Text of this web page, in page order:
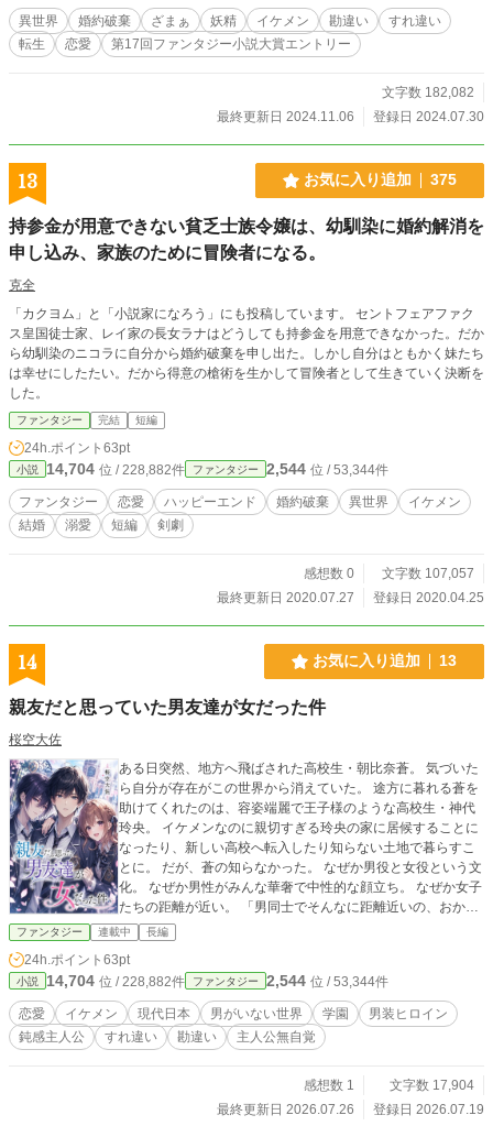
には物凄く好かれていたようだ。
異世界 婚約破棄 ざまぁ 妖精 イケメン 勘違い
すれ違い
転生
恋愛 第17回ファンタジー小説大賞エントリー
文字数 182,082
最終更新日 2024.11.06
登録日 2024.07.30
13 お気に入り追加 375
持参金が用意できない貧乏士族令嬢は、幼馴染に婚約解消を
申し込み、家族のために冒険者になる。
克全
「カクヨム」と「小説家になろう」にも投稿しています。 セントフェアファク
ス皇国徒士家、レイ家の長女ラナはどうしても持参金を用意できなかった。だか
ら幼馴染のニコラに自分から婚約破棄を申し出た。しかし自分はともかく妹たち
は幸せにしたたい。だから得意の槍術を生かして冒険者として生きていく決断を
した。
ファンタジー 完結 短編
24h.ポイント 63pt
小説 14,704 位 / 228,882件 ファンタジー 2,544 位 / 53,344件
ファンタジー 恋愛 ハッピーエンド 婚約破棄 異世界
イケメン
結婚
溺愛 短編 剣劇
感想数 0
文字数 107,057
最終更新日 2020.07.27
登録日 2020.04.25
14 お気に入り追加 13
親友だと思っていた男友達が女だった件
桜空大佐
ある日突然、地方へ飛ばされた高校生・朝比奈蒼。 気づいた
ら自分が存在がこの世界から消えていた。 途方に暮れる蒼を
助けてくれたのは、容姿端麗で王子様のような高校生・神代
玲央。 イケメンなのに親切すぎる玲央の家に居候することに
なったり、新しい高校へ転入したり知らない土地で暮らすこ
とに。 だが、蒼の知らなかった。 なぜか男役と女役という文
化。 なぜか男性がみんな華奢で中性的な顔立ち。 なぜか女子
たちの距離が近い。 「男同士でそんなに距離近いの、おかし
くないか？」 「そうかな？ 普通だけど？」 蒼だけがこの世
界の常識を勘違いしたまま、周囲との認識は少しずつズレて
いく。 そして蒼はまだ知らない。 この世界には、本当の意味
での「男性」は自分しかいないことを――。 クールで完璧だ
と思われている玲央は、なぜか蒼の前では距離感がおかし
い。 甘えん坊な妹・愛李や個性的なクラスメイトたちとの毎
日。 主人公だけが真実に気づいていないけど、何かがおかし
メディです。 ※ 表紙絵は生成AI(ChatGPT)で作成しました。
ファンタジー 連載中 長編
24h.ポイント 63pt
小説 14,704 位 / 228,882件 ファンタジー 2,544 位 / 53,344件
恋愛 イケメン 現代日本 男がいない世界 学園
男装ヒロイン
鈍感主人公
すれ違い 勘違い 主人公無自覚
感想数 1
文字数 17,904
最終更新日 2026.07.26
登録日 2026.07.19